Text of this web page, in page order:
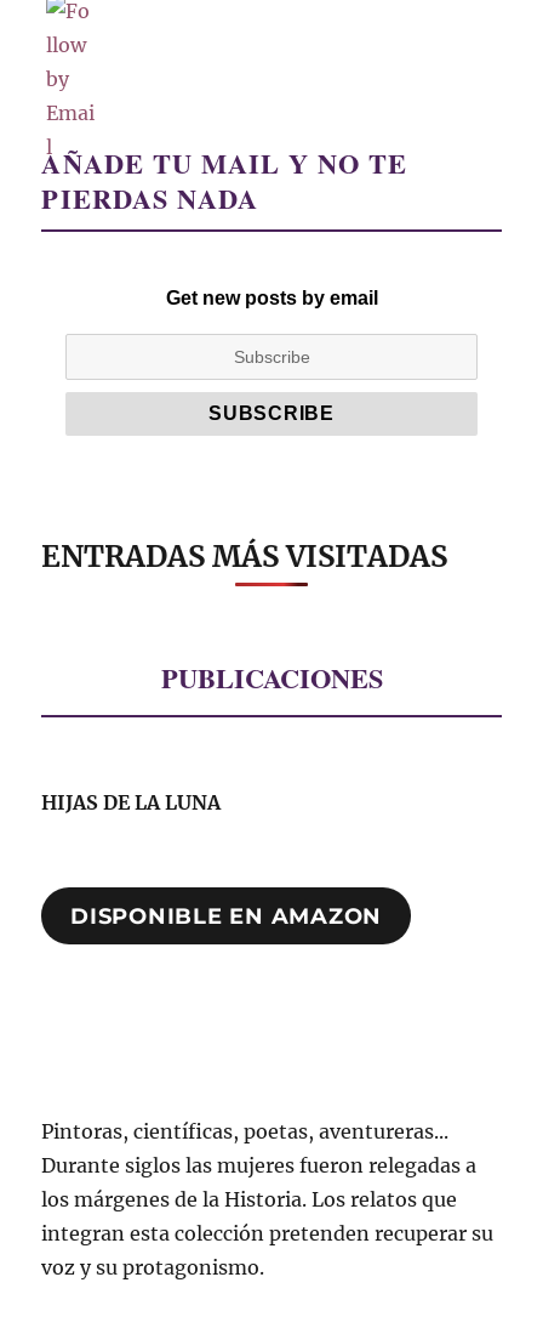
AÑADE TU MAIL Y NO TE
PIERDAS NADA
Get new posts by email
ENTRADAS MÁS VISITADAS
PUBLICACIONES
HIJAS DE LA LUNA
DISPONIBLE EN AMAZON
Pintoras, científicas, poetas, aventureras...
Durante siglos las mujeres fueron relegadas a
los márgenes de la Historia. Los relatos que
integran esta colección pretenden recuperar su
voz y su protagonismo.